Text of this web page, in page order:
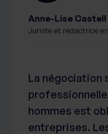
La négociation
hommes est
entreprises.
Anne-Lise Castell
Juriste et rédactrice